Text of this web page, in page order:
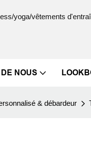
yoga/vêtements
NOUS
& débardeur